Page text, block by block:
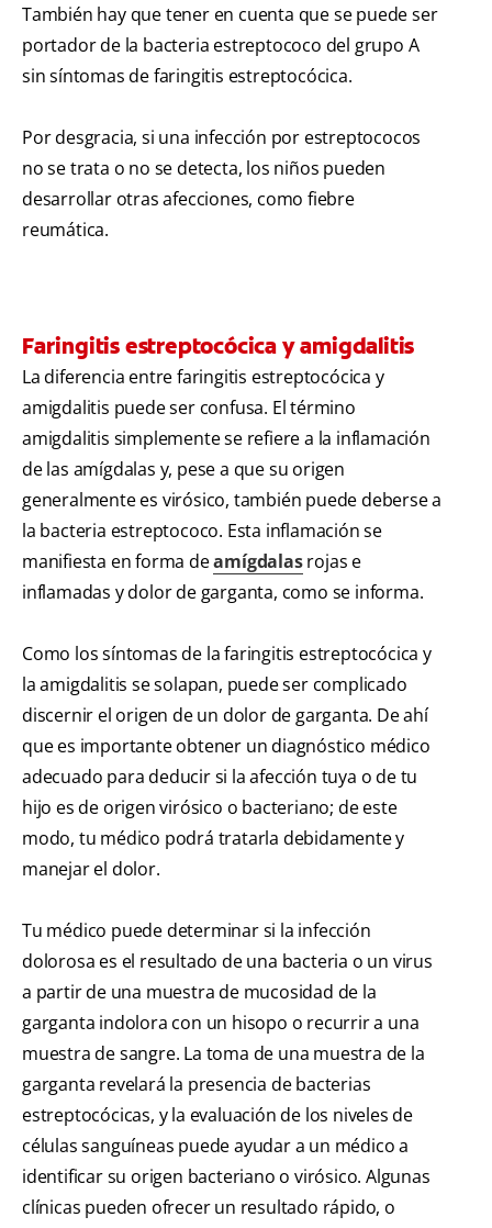
También hay que tener en cuenta que se puede ser
portador de la bacteria estreptococo del grupo A
sin síntomas de faringitis estreptocócica.
Por desgracia, si una infección por estreptococos
no se trata o no se detecta, los niños pueden
desarrollar otras afecciones, como fiebre
reumática.
Faringitis estreptocócica y amigdalitis
La diferencia entre faringitis estreptocócica y
amigdalitis puede ser confusa. El término
amigdalitis simplemente se refiere a la inflamación
de las amígdalas y, pese a que su origen
generalmente es virósico, también puede deberse a
la bacteria estreptococo. Esta inflamación se
manifiesta en forma deamígdalasrojas e
inflamadas y dolor de garganta, como se informa.
Como los síntomas de la faringitis estreptocócica y
la amigdalitis se solapan, puede ser complicado
discernir el origen de un dolor de garganta. De ahí
que es importante obtener un diagnóstico médico
adecuado para deducir si la afección tuya o de tu
hijo es de origen virósico o bacteriano; de este
modo, tu médico podrá tratarla debidamente y
manejar el dolor.
Tu médico puede determinar si la infección
dolorosa es el resultado de una bacteria o un virus
a partir de una muestra de mucosidad de la
garganta indolora con un hisopo o recurrir a una
muestra de sangre. La toma de una muestra de la
garganta revelará la presencia de bacterias
estreptocócicas, y la evaluación de los niveles de
células sanguíneas puede ayudar a un médico a
identificar su origen bacteriano o virósico. Algunas
clínicas pueden ofrecer un resultado rápido, o